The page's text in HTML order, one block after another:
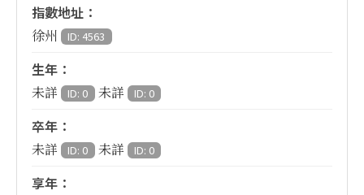
指數地址：
徐州 ID: 4563
生年：
未詳 ID: 0 未詳 ID: 0
卒年：
未詳 ID: 0 未詳 ID: 0
享年：